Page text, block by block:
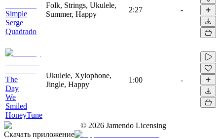
Simple
Serge
Quadrado
Folk, Strings, Ukulele,
Summer, Happy
2:27 -
The
Day
We
Smiled
HoneyTune
Ukulele, Xylophone,
Jingle, Happy
1:00 -
© 2026 Jamendo Licensing
Скачать приложение